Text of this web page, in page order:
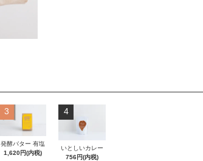
3
発酵バター 有塩
1,620円(内税)
4
いとしいカレー
756円(内税)